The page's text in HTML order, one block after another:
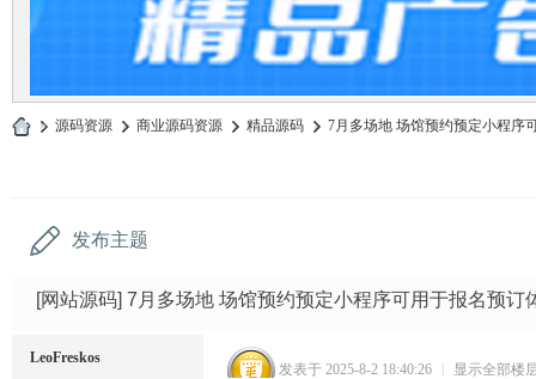
» 源码资源 › 商业源码资源 › 精品源码 › 7月多场地 场馆预约预定小程序
发布主题
[网站源码] 7月多场地 场馆预约预定小程序可用于报名预订
LeoFreskos
发表于 2025-8-2 18:40:26 显示全部楼